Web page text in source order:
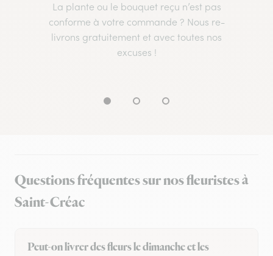
La plante ou le bouquet reçu n’est pas
conforme à votre commande ? Nous re-
livrons gratuitement et avec toutes nos
excuses !
Questions fréquentes sur nos fleuristes à
Saint-Créac
Peut-on livrer des fleurs le dimanche et les